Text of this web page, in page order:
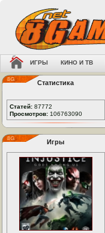
ИГРЫ КИНО И ТВ
Статистика
Статей: 87772
Просмотров: 106763090
Игры